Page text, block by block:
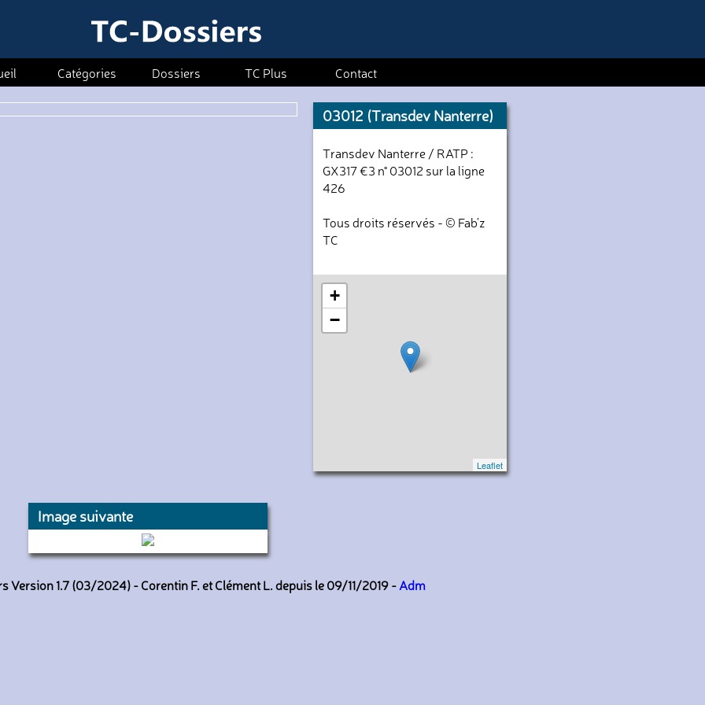
Catégories Dossiers TC Plus Contact
03012 (Transdev Nanterre)
Transdev Nanterre / RATP :
GX317 €3 n° 03012 sur la ligne
426
Tous droits réservés - © Fab'z
TC
+
−
Leaflet
Image suivante
3644 (RATP)
Version 1.7 (03/2024) - Corentin F. et Clément L. depuis le 09/11/2019 -Adm